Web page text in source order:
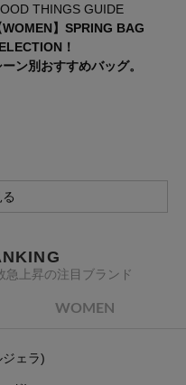
THINGS GUIDE
WOMEN】SPRING BAG
！
ーン別おすすめバッグ。
急上昇の注目ブランド
WOMEN
ェラ)